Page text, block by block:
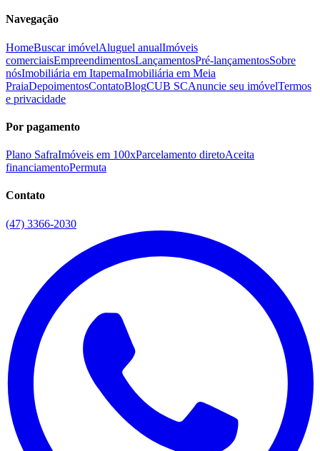
Navegação
HomeBuscar imóvelAluguel anualImóveis
comerciaisEmpreendimentosLançamentosPré-lançamentosSobre
nósImobiliária em ItapemaImobiliária em Meia
PraiaDepoimentosContatoBlogCUB SCAnuncie seu imóvelTermos
e privacidade
Por pagamento
Plano SafraImóveis em 100xParcelamento diretoAceita
financiamentoPermuta
Contato
(47) 3366-2030